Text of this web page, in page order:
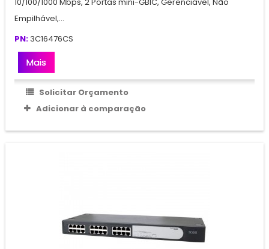
Empilhável,...
PN: 3C16476CS
Mais
Solicitar Orçamento
Adicionar à comparação